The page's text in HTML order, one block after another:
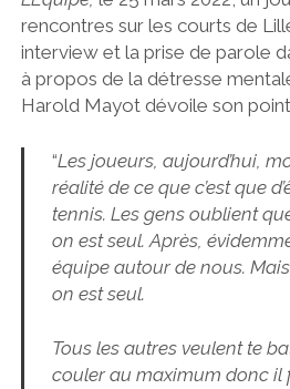
rencontres sur les courts de
interview et la prise de parole
à propos de la détresse
Harold Mayot dévoile son
“Les joueurs, aujourd’hui,
réalité de ce que c’est que
tennis. Les gens oublient
on est seul. Après,
équipe autour de nous.
on est seul.
Tous les autres veulent te
couler au maximum donc il